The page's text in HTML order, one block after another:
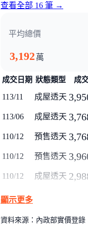
富品邸3 宛如量身訂製之
查看全部 16 筆 →
平均總價
3,192 萬
成交日期 狀態類型 成
113/11 成屋透天
113/06 成屋透天
110/12 預售透天
110/12 預售透天
110/12 成屋透天
顯示更多
資料來源：內政部實價登錄